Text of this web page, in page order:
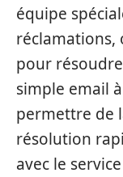
équipe
pour
simple email à
permettre de
résolution
avec le